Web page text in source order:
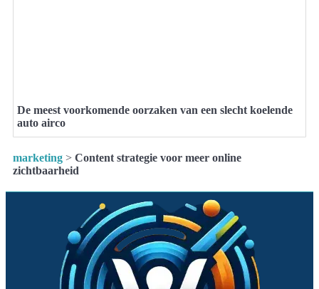
De meest voorkomende oorzaken van een slecht koelende
auto airco
marketing > Content strategie voor meer online
zichtbaarheid